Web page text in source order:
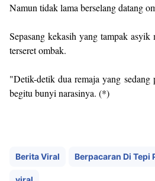
Namun tidak lama berselang datang
Sepasang kekasih yang tampak
terseret ombak.
"Detik-detik dua remaja yang sedang
begitu bunyi narasinya. (*)
Berita Viral Berpacaran Di Tepi